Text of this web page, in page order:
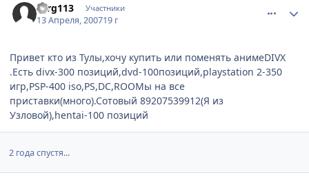
serg113 Участники
13 Апреля, 200719 г
Привет кто из Тулы,хочу купить или поменять анимеDIVX
.Есть divx-300 позиций,dvd-100позиций,playstation 2-350
игр,PSP-400 iso,PS,DC,ROOMы на все
приставки(много).Сотовый 89207539912(Я из
Узловой),hentai-100 позиций
2 года спустя...